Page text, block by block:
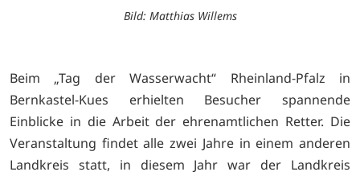
Bild: Matthias Willems
Beim „Tag der Wasserwacht“ Rheinland-Pfalz in
Bernkastel-Kues erhielten Besucher spannende
Einblicke in die Arbeit der ehrenamtlichen Retter. Die
Veranstaltung findet alle zwei Jahre in einem anderen
Landkreis statt, in diesem Jahr war der Landkreis